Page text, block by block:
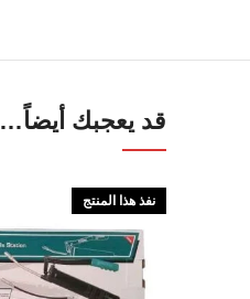
قد يعجبك أيضاً…
نفذ هذا المنتج